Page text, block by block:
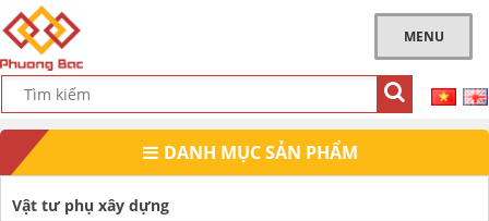
MENU
DANH MỤC SẢN PHẨM
Vật tư phụ xây dựng